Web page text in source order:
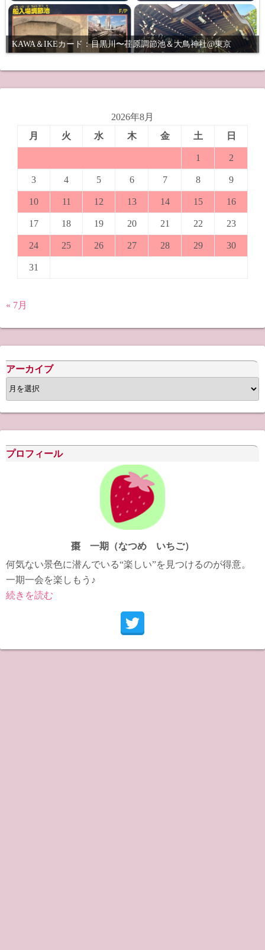
KAWA＆IKEカード：目黒川〜荏原調節池＆大鳥神社@東京
2026年8月
月
火 水 木 金 土 日
1 2
3 4 5 6 7 8 9
10 11 12 13 14 15 16
17 18 19 20 21 22 23
24 25 26 27 28 29 30
31
« 7月
アーカイブ
ア
ー
カ
イ
ブ
プロフィール
棗 一期（なつめ いちご）
何気ない景色に潜んでいる“楽しい”を見つけるのが得意。
一期一会を楽しもう♪
続きを読む